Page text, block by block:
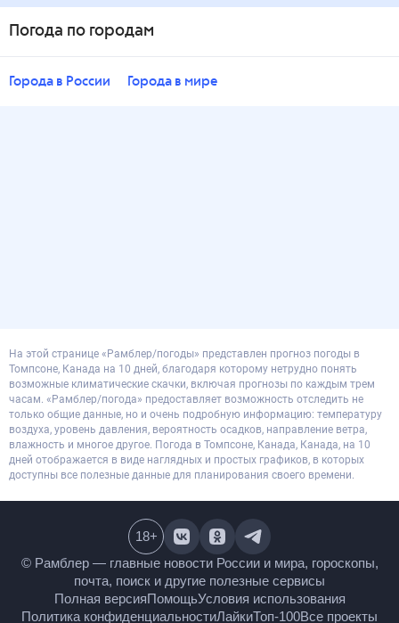
Погода по городам
Города в России Города в мире
На этой странице «Рамблер/погоды» представлен прогноз погоды в
Томпсоне, Канада на 10 дней, благодаря которому нетрудно понять
возможные климатические скачки, включая прогнозы по каждым трем
часам. «Рамблер/погода» предоставляет возможность отследить не
только общие данные, но и очень подробную информацию: температуру
воздуха, уровень давления, вероятность осадков, направление ветра,
влажность и многое другое. Погода в Томпсоне, Канада, Канада, на 10
дней отображается в виде наглядных и простых графиков, в которых
доступны все полезные данные для планирования своего времени.
© Рамблер — главные новости России и мира,
гороскопы, почта, поиск и другие полезные сервисы
Полная версияПомощьУсловия использования
Политика конфиденциальностиЛайкиТоп-100
18+